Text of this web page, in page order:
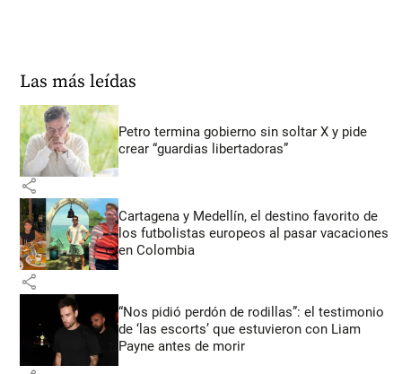
Las más leídas
Petro termina gobierno sin soltar X y pide
crear “guardias libertadoras”
share
Cartagena y Medellín, el destino favorito de
los futbolistas europeos al pasar vacaciones
en Colombia
share
“Nos pidió perdón de rodillas”: el testimonio
de ‘las escorts’ que estuvieron con Liam
Payne antes de morir